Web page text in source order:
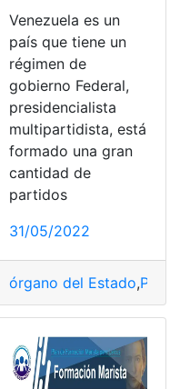
Empresa Investigación
Venezuela es un
país que tiene un
régimen de
gobierno Federal,
presidencialista
multipartidista, está
formado una gran
cantidad de
partidos
31/05/2022
órgano del Estado,